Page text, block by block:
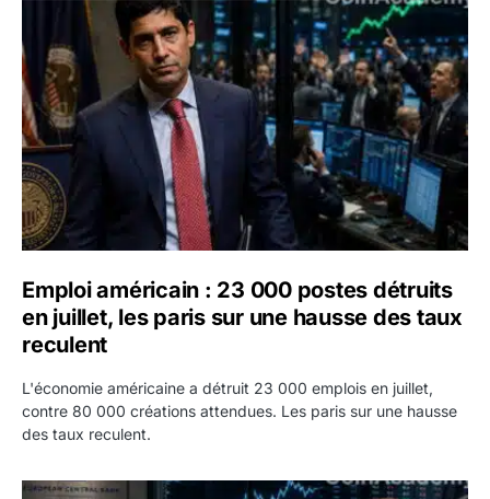
Emploi américain : 23 000 postes détruits en juillet, les
Emploi américain : 23 000 postes détruits
en juillet, les paris sur une hausse des taux
reculent
L'économie américaine a détruit 23 000 emplois en juillet,
contre 80 000 créations attendues. Les paris sur une hausse
des taux reculent.
Yen : Washington a vendu des euros sans prévenir la